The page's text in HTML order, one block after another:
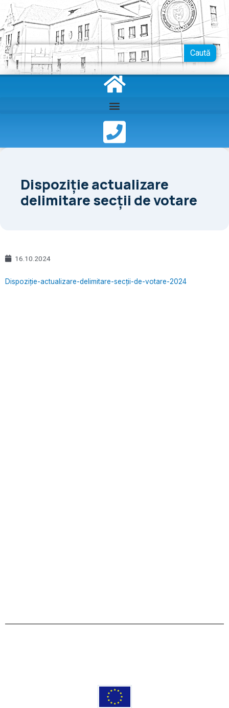
Skip
content
Search
Caută
Dispoziție actualizare
delimitare secții de votare
16.10.2024
Dispoziție-actualizare-delimitare-secții-de-votare-2024